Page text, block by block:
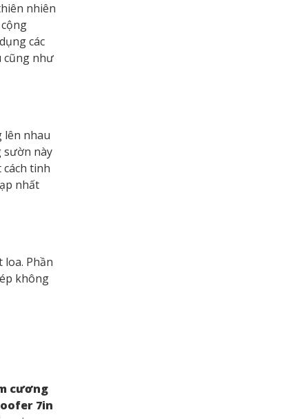
nhiên
các
cũng như
lên nhau
sườn này
tinh
nhất
Phần
không
cương
7in